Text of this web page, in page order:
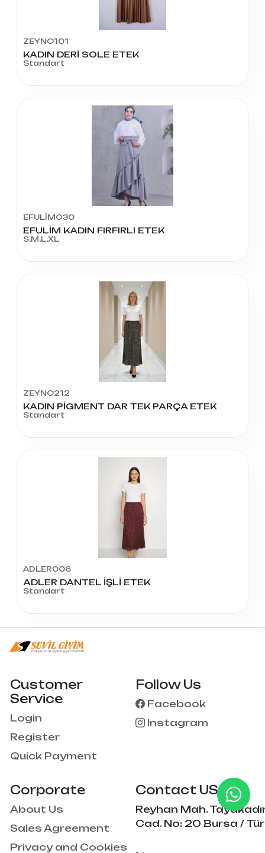
ZEYNO101
KADIN DERİ SOLE ETEK
Standart
EFULİM030
EFULİM KADIN FIRFIRLI ETEK
S,M,L,XL
ZEYNO212
KADIN PİGMENT DAR TEK PARÇA ETEK
Standart
ADLER006
ADLER DANTEL İŞLİ ETEK
Standart
Corporate
About Us
Sales Agreement
Privacy and Cookies
Customer
Service
Login
Register
Quick Payment
Follow Us
Facebook
Instagram
Contact US
Reyhan Mah.
Cad. No: 20 Bursa /